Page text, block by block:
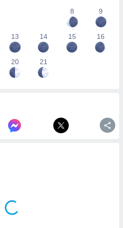
8
9
13 14 15 16
20 21